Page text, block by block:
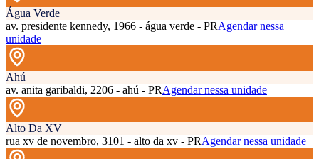
Água Verde
av. presidente kennedy, 1966 - água verde - PRAgendar nessa
unidade
Ahú
av. anita garibaldi, 2206 - ahú - PRAgendar nessa unidade
Alto Da XV
rua xv de novembro, 3101 - alto da xv - PRAgendar nessa unidade